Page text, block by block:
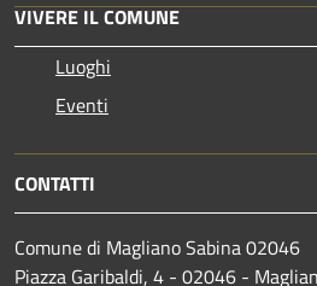
VIVERE IL COMUNE
Luoghi
Eventi
CONTATTI
Comune di Magliano Sabina 02046
Piazza Garibaldi, 4 - 02046 -